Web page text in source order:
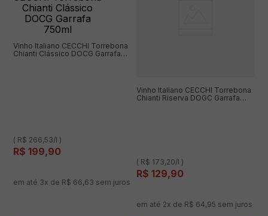
Vinho Italiano CECCHI Torrebona
Chianti Clássico DOCG Garrafa
( R$ 266,53/l )
R$ 199,90
em até 3x de R$ 66,63 sem juros
Vinho Italiano CECCHI Torrebona
Chianti Riserva DOGC Garrafa
( R$ 173,20/l )
R$ 129,90
em até 2x de R$ 64,95 sem juros